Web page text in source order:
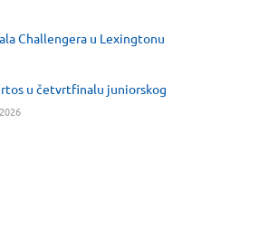
Challengera u Lexingtonu
u četvrtfinalu juniorskog